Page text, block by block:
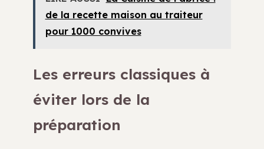
de la recette maison au traiteur
pour 1000 convives
Les erreurs classiques à
éviter lors de la
préparation